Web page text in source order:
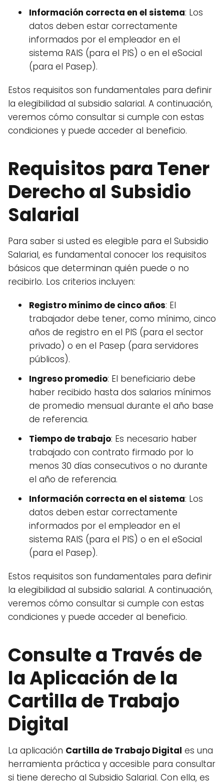
Información correcta en el sistema: Los
datos deben estar correctamente
informados por el empleador en el
sistema RAIS (para el PIS) o en el eSocial
(para el Pasep).
Estos requisitos son fundamentales para definir
la elegibilidad al subsidio salarial. A continuación,
veremos cómo consultar si cumple con estas
condiciones y puede acceder al beneficio.
Requisitos para Tener
Derecho al Subsidio
Salarial
Para saber si usted es elegible para el Subsidio
Salarial, es fundamental conocer los requisitos
básicos que determinan quién puede o no
recibirlo. Los criterios incluyen:
Registro mínimo de cinco años: El
trabajador debe tener, como mínimo, cinco
años de registro en el PIS (para el sector
privado) o en el Pasep (para servidores
públicos).
Ingreso promedio: El beneficiario debe
haber recibido hasta dos salarios mínimos
de promedio mensual durante el año base
de referencia.
Tiempo de trabajo: Es necesario haber
trabajado con contrato firmado por lo
menos 30 días consecutivos o no durante
el año de referencia.
Información correcta en el sistema: Los
datos deben estar correctamente
informados por el empleador en el
sistema RAIS (para el PIS) o en el eSocial
(para el Pasep).
Estos requisitos son fundamentales para definir
la elegibilidad al subsidio salarial. A continuación,
veremos cómo consultar si cumple con estas
condiciones y puede acceder al beneficio.
Consulte a Través de
la Aplicación de la
Cartilla de Trabajo
Digital
La aplicación Cartilla de Trabajo Digital es una
herramienta práctica y accesible para consultar
si tiene derecho al Subsidio Salarial. Con ella, es